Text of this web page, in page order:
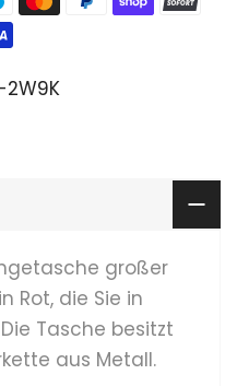
2W9K
großer
Rot, die Sie in
Tasche besitzt
aus Metall.